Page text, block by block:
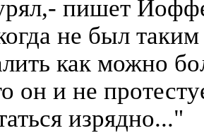
пишет
не был
как можно
он и не
изрядно..."